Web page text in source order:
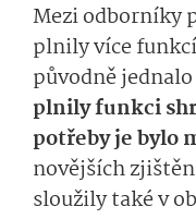
Mezi odborníky
plnily více
původně
plnily funkci
potřeby je bylo
novějších
sloužily také v